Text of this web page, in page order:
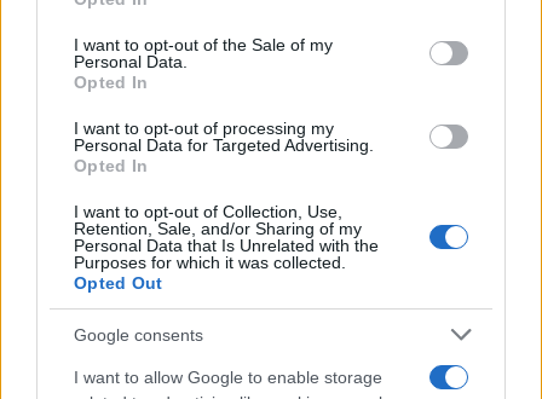
use your data for below specified purposes in below Google
consent section.
I want to opt-out of the Sale of my
Personal Data.
Opted In
I want to opt-out of processing my
Personal Data for Targeted Advertising.
Opted In
I want to opt-out of Collection, Use,
Retention, Sale, and/or Sharing of my
Personal Data that Is Unrelated with the
Purposes for which it was collected.
Opted Out
Google consents
I want to allow Google to enable storage
destinati al Senegal
Ilaria Mauri · 4 Ago 2026